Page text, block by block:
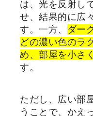
は、光を反射し
せ、結果的に広
す。一方、
ダー
どの濃い色のラ
め、部屋を小さ
す。
ただし、広い部
うことで、かえ